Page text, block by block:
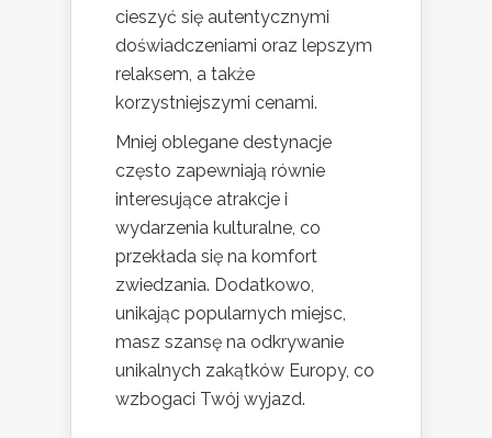
cieszyć się autentycznymi
doświadczeniami oraz lepszym
relaksem, a także
korzystniejszymi cenami.
Mniej oblegane destynacje
często zapewniają równie
interesujące atrakcje i
wydarzenia kulturalne, co
przekłada się na komfort
zwiedzania. Dodatkowo,
unikając popularnych miejsc,
masz szansę na odkrywanie
unikalnych zakątków Europy, co
wzbogaci Twój wyjazd.